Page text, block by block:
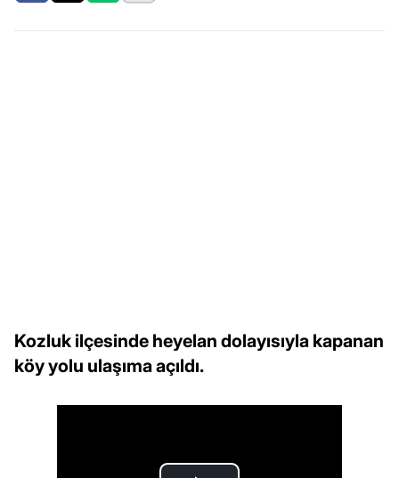
Kozluk ilçesinde heyelan dolayısıyla kapanan
köy yolu ulaşıma açıldı.